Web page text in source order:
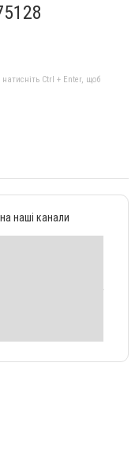
Ctrl + Enter, щоб
наші канали